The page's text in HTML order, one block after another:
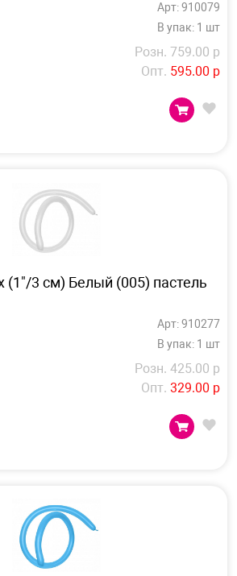
Арт: 910079
В упак: 1 шт
Розн. 759.00 р
Опт. 595.00 р
3 см) Белый (005) пастель
Арт: 910277
В упак: 1 шт
Розн. 425.00 р
Опт. 329.00 р